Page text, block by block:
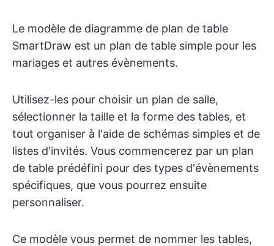
Le modèle de diagramme de plan de table
SmartDraw est un plan de table simple pour les
mariages et autres évènements.
Utilisez-les pour choisir un plan de salle,
sélectionner la taille et la forme des tables, et
tout organiser à l'aide de schémas simples et de
listes d'invités. Vous commencerez par un plan
de table prédéfini pour des types d'évènements
spécifiques, que vous pourrez ensuite
personnaliser.
Ce modèle vous permet de nommer les tables,